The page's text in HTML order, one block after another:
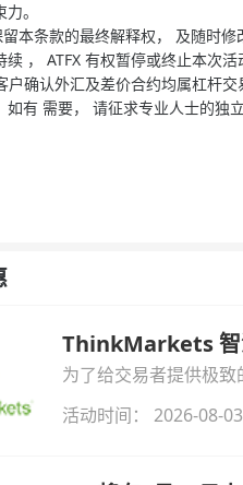
。
本条款的最终解释权， 及随时
， ATFX 有权暂停或终止本次活
户确认外汇及差价合约均属杠杆
如有 需要， 请征求专业人士的独立
ThinkMarkets 智
为了给交易者提供极
与白银交易！本文将
活动时间： 2026-08-